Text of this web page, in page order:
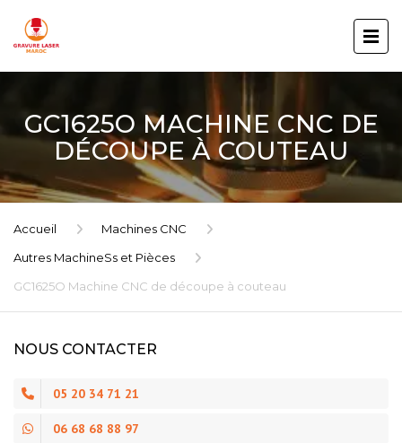
GC1625O MACHINE CNC DE
DÉCOUPE À COUTEAU
Accueil
Machines CNC
Autres MachineSs et Pièces
GC1625O Machine CNC de découpe à couteau
NOUS CONTACTER
05 20 34 71 21
06 68 68 88 97